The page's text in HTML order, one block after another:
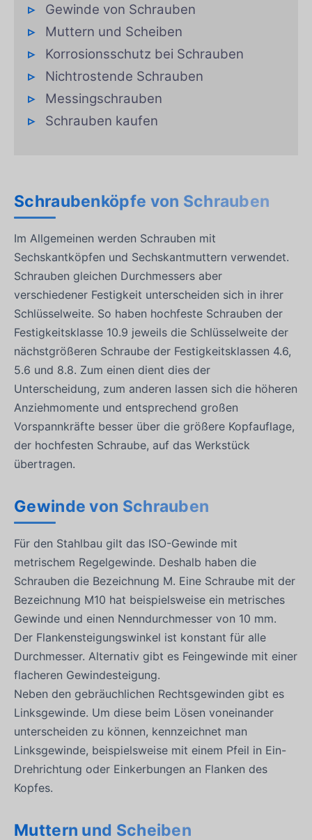
Gewinde von Schrauben
Muttern und Scheiben
Korrosionsschutz bei Schrauben
Nichtrostende Schrauben
Messingschrauben
Schrauben kaufen
Schraubenköpfe von Schrauben
Im Allgemeinen werden Schrauben mit
Sechskantköpfen und Sechskantmuttern verwendet.
Schrauben gleichen Durchmessers aber
verschiedener Festigkeit unterscheiden sich in ihrer
Schlüsselweite. So haben hochfeste Schrauben der
Festigkeitsklasse 10.9 jeweils die Schlüsselweite der
nächstgrößeren Schraube der Festigkeitsklassen 4.6,
5.6 und 8.8. Zum einen dient dies der
Unterscheidung, zum anderen lassen sich die höheren
Anziehmomente und entsprechend großen
Vorspannkräfte besser über die größere Kopfauflage,
der hochfesten Schraube, auf das Werkstück
übertragen.
Gewinde von Schrauben
Für den Stahlbau gilt das ISO-Gewinde mit
metrischem Regelgewinde. Deshalb haben die
Schrauben die Bezeichnung M. Eine Schraube mit der
Bezeichnung M10 hat beispielsweise ein metrisches
Gewinde und einen Nenndurchmesser von 10 mm.
Der Flankensteigungswinkel ist konstant für alle
Durchmesser. Alternativ gibt es Feingewinde mit einer
flacheren Gewindesteigung.
Neben den gebräuchlichen Rechtsgewinden gibt es
Linksgewinde. Um diese beim Lösen voneinander
unterscheiden zu können, kennzeichnet man
Linksgewinde, beispielsweise mit einem Pfeil in Ein-
Drehrichtung oder Einkerbungen an Flanken des
Kopfes.
Muttern und Scheiben